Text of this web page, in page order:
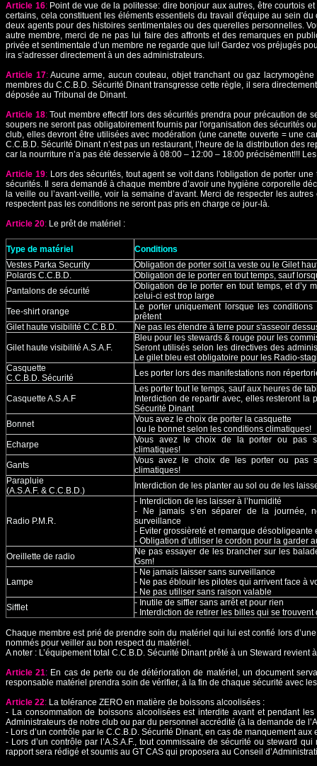
Article 16:Point de vue de la politesse: dire bonjour aux autres, être courtois
certains, cela constituent les éléments essentiels du travail d'équipe au sein
deux agents pour des histoires sentimentales ou des querelles personnelles.
autre membre, merci de ne pas lui faire des affronts et des remarques en
privée et sentimentale d’un membre ne regarde que lui! Gardez vos préjugés
ira s’adresser directement à un des administrateurs.
Article 17: Aucune arme, aucun couteau, objet tranchant ou gaz
membres du C.C.B.D. Sécurité Dinant transgresse cette règle, il sera
déposée au Tribunal de Dinant.
Article 18:Tout membre effectif lors des sécurités prendra pour précaution de
soupers ne seront pas obligatoirement fournis par l'organisation des sécurités
club, elles devront être utilisées avec modération (une canette ouverte = une
C.C.B.D. Sécurité Dinant n’est pas un restaurant, l’heure de la distribution des
car la nourriture n’a pas été desservie à 08:00 – 12:00 – 18:00 précisément!!!
Article 19: Lors des sécurités, tout agent se voit dans l'obligation de porter
sécurités. Il sera demandé à chaque membre d’avoir une hygiène corporelle
la veille ou l’avant-veille, voir la semaine d’avant. Merci de respecter les
respectent pas les conditions ne seront pas pris en charge ce jour-là.
Article 20: Le prêt de matériel :
Type de matériel
Conditions
Vestes Parka Security
Obligation de porter soit la veste ou le Gilet
Polards C.C.B.D.
Obligation de le porter en tout temps, sauf
Pantalons de sécurité
Obligation de le porter en tout temps, et d’y
celui-ci est trop large
Tee-shirt orange
Le porter uniquement lorsque les conditions
prêtent
Gilet haute visibilité C.C.B.D.
Ne pas les étendre à terre pour s'asseoir
Gilet haute visibilité A.S.A.F.
Bleu pour les stewards & rouge pour les
Seront utilisés selon les directives des
Le gilet bleu est obligatoire pour les Radio-
Casquette
C.C.B.D. Sécurité
Les porter lors des manifestations non
Casquette A.S.A.F
Les porter tout le temps, sauf aux heures de
Interdiction de repartir avec, elles resteront la
Sécurité Dinant
Bonnet
Vous avez le choix de porter la casquette
ou le bonnet selon les conditions climatiques!
Echarpe
Vous avez le choix de la porter ou pas
climatiques!
Gants
Vous avez le choix de les porter ou pas
climatiques!
Parapluie
(A.S.A.F. & C.C.B.D.)
Interdiction de les planter au sol ou de les
Radio P.M.R.
- Interdiction de les laisser à l’humidité
- Ne jamais s’en séparer de la journée,
surveillance
- Eviter grossièreté et remarque désobligeante
- Obligation d’utiliser le cordon pour la garder
Oreillette de radio
Ne pas essayer de les brancher sur les
Gsm!
Lampe
- Ne jamais laisser sans surveillance
- Ne pas éblouir les pilotes qui arrivent face à
- Ne pas utiliser sans raison valable
Sifflet
- Inutile de siffler sans arrêt et pour rien
- Interdiction de retirer les billes qui se trouvent
Chaque membre est prié de prendre soin du matériel qui lui est confié lors
nommés pour veiller au bon respect du matériel.
A noter : L’équipement total C.C.B.D. Sécurité Dinant prêté à un Steward revient
Article 21: En cas de perte ou de détérioration de matériel, un document
responsable matériel prendra soin de vérifier, à la fin de chaque sécurité avec
Article 22: La tolérance ZERO en matière de boissons alcoolisées :
- La consommation de boissons alcoolisées est interdite avant et pendant
Administrateurs de notre club ou par du personnel accrédité (à la demande de
- Lors d’un contrôle par le C.C.B.D. Sécurité Dinant, en cas de manquement
- Lors d’un contrôle par l’A.S.A.F., tout commissaire de sécurité ou steward
rapport sera rédigé et soumis au GT CAS qui proposera au Conseil